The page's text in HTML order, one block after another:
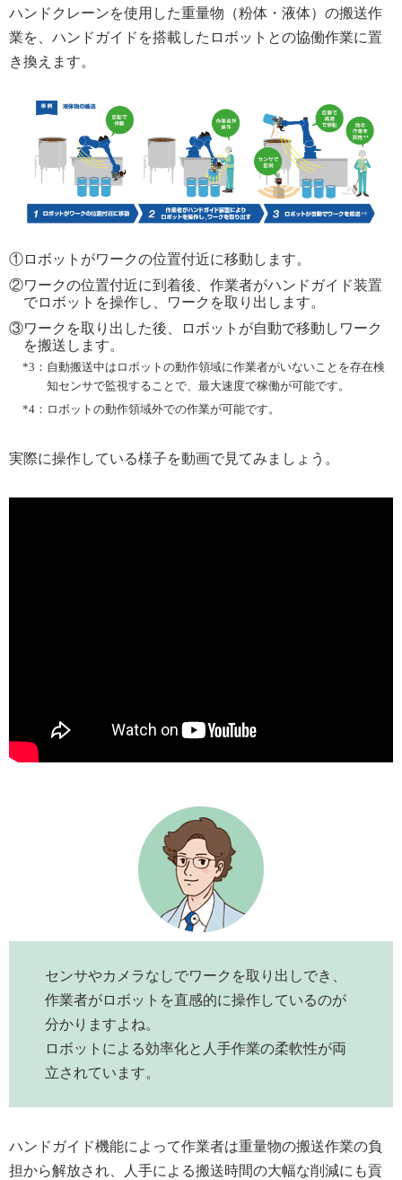
ハンドクレーンを使用した重量物（粉体・液体）の搬送作
業を、ハンドガイドを搭載したロボットとの協働作業に置
き換えます。
①ロボットがワークの位置付近に移動します。
②ワークの位置付近に到着後、作業者がハンドガイド装置
でロボットを操作し、ワークを取り出します。
③ワークを取り出した後、ロボットが自動で移動しワーク
を搬送します。
*3： 自動搬送中はロボットの動作領域に作業者がいないことを存在検
知センサで監視することで、最大速度で稼働が可能です。
*4： ロボットの動作領域外での作業が可能です。
実際に操作している様子を動画で見てみましょう。
▼動画を見る（デモンストレーションは01:03頃～）
センサやカメラなしでワークを取り出しでき、
作業者がロボットを直感的に操作しているのが
分かりますよね。
ロボットによる効率化と人手作業の柔軟性が両
立されています。
ハンドガイド機能によって作業者は重量物の搬送作業の負
担から解放され、人手による搬送時間の大幅な削減にも貢